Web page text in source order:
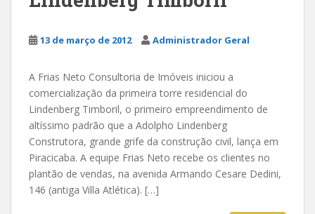
13 de março de 2012 Administrador Geral
A Frias Neto Consultoria de Imóveis iniciou a
comercialização da primeira torre residencial do
Lindenberg Timboril, o primeiro empreendimento de
altíssimo padrão que a Adolpho Lindenberg
Construtora, grande grife da construção civil, lança em
Piracicaba. A equipe Frias Neto recebe os clientes no
plantão de vendas, na avenida Armando Cesare Dedini,
146 (antiga Villa Atlética). […]